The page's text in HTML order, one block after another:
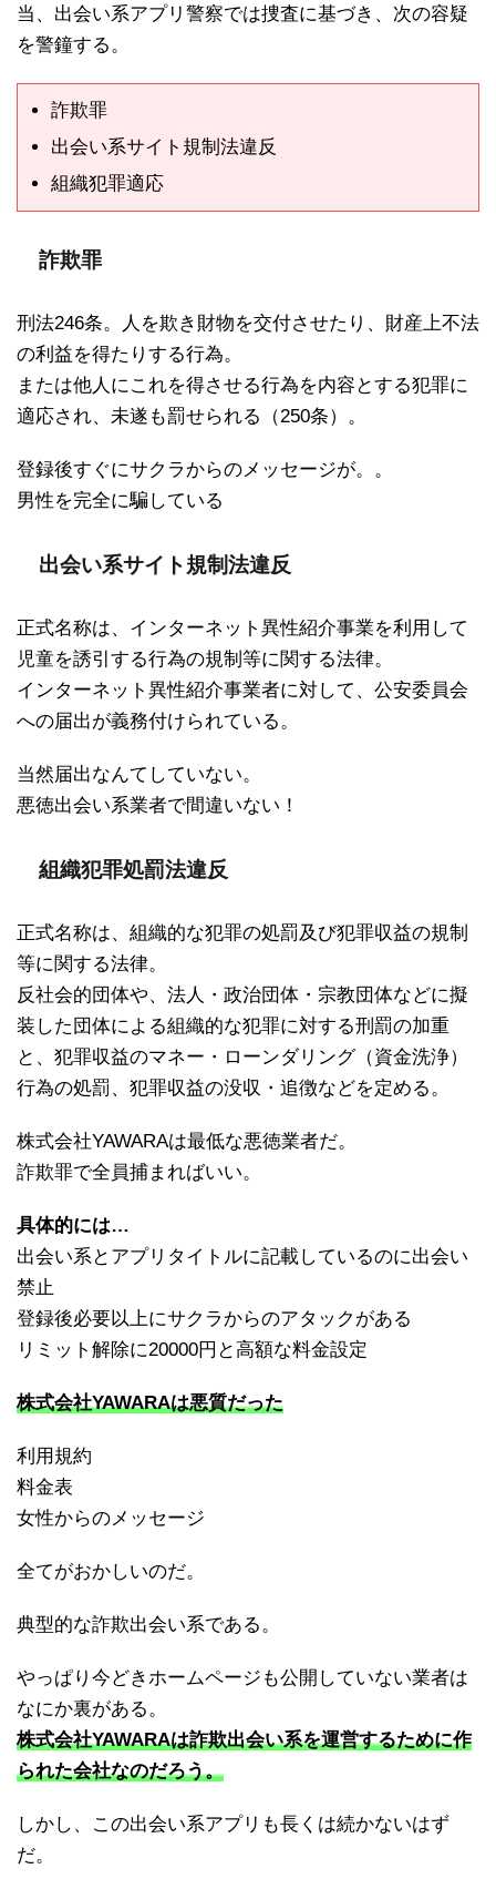
当、出会い系アプリ警察では捜査に基づき、次の容疑
を警鐘する。
詐欺罪
出会い系サイト規制法違反
組織犯罪適応
詐欺罪
刑法246条。人を欺き財物を交付させたり、財産上不法
の利益を得たりする行為。
または他人にこれを得させる行為を内容とする犯罪に
適応され、未遂も罰せられる（250条）。
登録後すぐにサクラからのメッセージが。。
男性を完全に騙している
出会い系サイト規制法違反
正式名称は、インターネット異性紹介事業を利用して
児童を誘引する行為の規制等に関する法律。
インターネット異性紹介事業者に対して、公安委員会
への届出が義務付けられている。
当然届出なんてしていない。
悪徳出会い系業者で間違いない！
組織犯罪処罰法違反
正式名称は、組織的な犯罪の処罰及び犯罪収益の規制
等に関する法律。
反社会的団体や、法人・政治団体・宗教団体などに擬
装した団体による組織的な犯罪に対する刑罰の加重
と、犯罪収益のマネー・ローンダリング（資金洗浄）
行為の処罰、犯罪収益の没収・追徴などを定める。
株式会社YAWARAは最低な悪徳業者だ。
詐欺罪で全員捕まればいい。
具体的には…
出会い系とアプリタイトルに記載しているのに出会い
禁止
登録後必要以上にサクラからのアタックがある
リミット解除に20000円と高額な料金設定
株式会社YAWARAは悪質だった
利用規約
料金表
女性からのメッセージ
全てがおかしいのだ。
典型的な詐欺出会い系である。
やっぱり今どきホームページも公開していない業者は
なにか裏がある。
株式会社YAWARAは詐欺出会い系を運営するために作
られた会社なのだろう。
しかし、この出会い系アプリも長くは続かないはず
だ。